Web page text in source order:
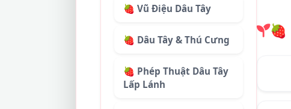
🍓 Vũ Điệu Dâu Tây
🍓 Dâu Tây & Thú Cưng
🍓 Phép Thuật Dâu Tây
Lấp Lánh
🍓